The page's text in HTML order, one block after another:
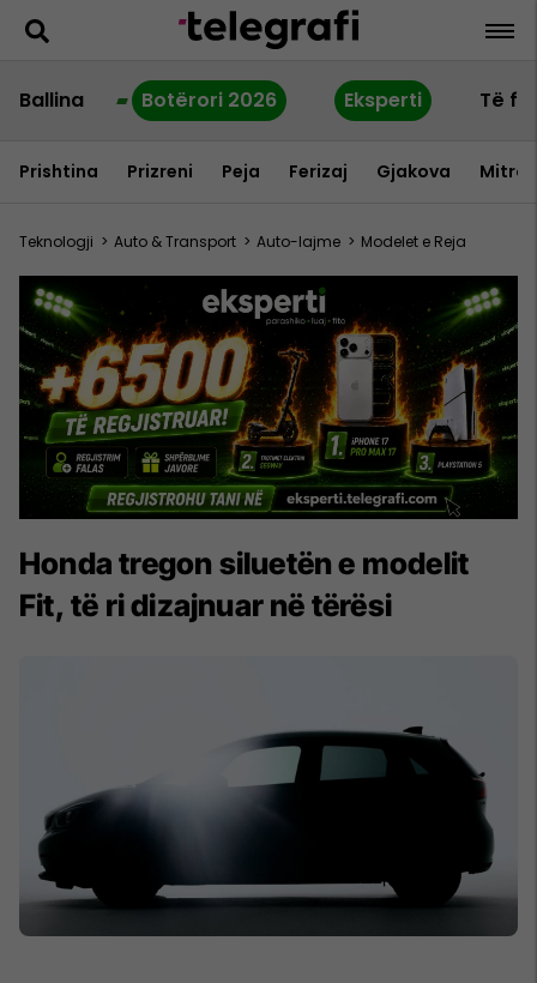
Ballina Botërori 2026 Eksperti Të
Prishtina Prizreni Peja Ferizaj Gjakova
Teknologji > Auto & Transport > Auto-lajme > Modelet e Reja
Honda tregon siluetën e modelit
Fit, të ri dizajnuar në tërësi